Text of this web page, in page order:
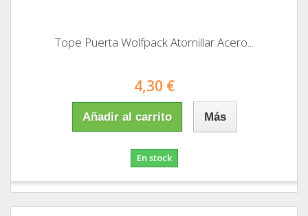
Tope Puerta Wolfpack Atornillar Acero...
4,30 €
Añadir al carrito Más
En stock